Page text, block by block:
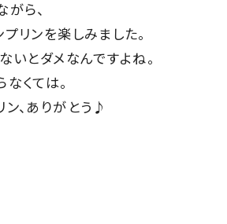
ら、
リンを楽しみました。
いとダメなんですよね。
くては。
、ありがとう♪